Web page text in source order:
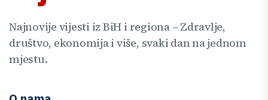
Najnovije vijesti iz BiH i regiona – Zdravlje,
društvo, ekonomija i više, svaki dan na jednom
mjestu.